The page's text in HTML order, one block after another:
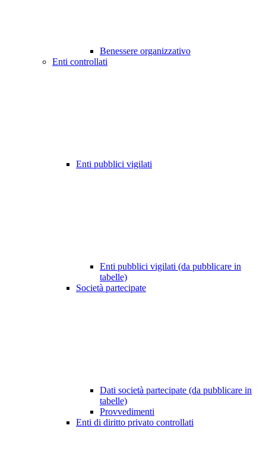
Benessere organizzativo
Enti controllati
Enti pubblici vigilati
Enti pubblici vigilati (da pubblicare in
tabelle)
Società partecipate
Dati società partecipate (da pubblicare in
tabelle)
Provvedimenti
Enti di diritto privato controllati